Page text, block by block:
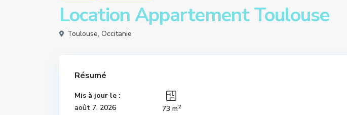
Location Appartement Toulouse
Toulouse, Occitanie
Résumé
Mis à jour le :
août 7, 2026
73 m2